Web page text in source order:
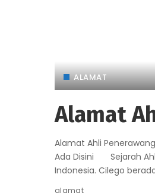
ALAMAT
Alamat
Alamat Ahli
Ada Disini Sejarah Ahli
Indonesia. Cilego
alamat